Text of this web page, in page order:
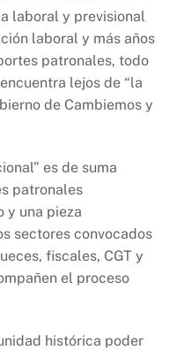
laboral y previsional
laboral y más años
patronales, todo
lejos de “la
de Cambiemos y
es de suma
patronales
y una pieza
sectores convocados
fiscales, CGT y
el proceso
histórica poder